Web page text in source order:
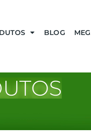
BLOG